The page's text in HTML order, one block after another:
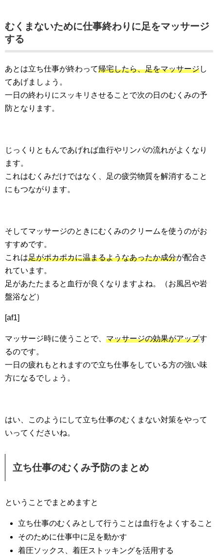
むくまないために仕事終わりに足をマッサージ
する
あとは立ち仕事が終わって帰宅したら、足をマッサージし
てあげましょう。
一日の終わりにスッキリさせることで次の日のむくみの予
防となります。
じっくりともんであげれば血行やリンパの流れがよくなり
ます。
これはむくみだけではなく、足の疲労物質を解消すること
にもつながります。
そしてマッサージのときにむくみのクリームを使うのがお
すすめです。
これは足がポカポカに温まるようなあったか成分が配合さ
れています。
足があたたまると血行が良くなりますよね。（お風呂や岩
盤浴など）
[af1]
マッサージ時に使うことで、 マッサージの効果がアップす
るのです。
一日の疲れもとれますので立ち仕事をしている方の強い味
方になるでしょう。
はい、このようにして立ち仕事のむくまない対策をやって
いってくださいね。
立ち仕事のむくみ予防のまとめ
ということでまとめますと
立ち仕事のむくみとして行うことは血行をよくすること
そのために仕事中に足を動かす
着圧ソックス、着圧ストッキングを活用する